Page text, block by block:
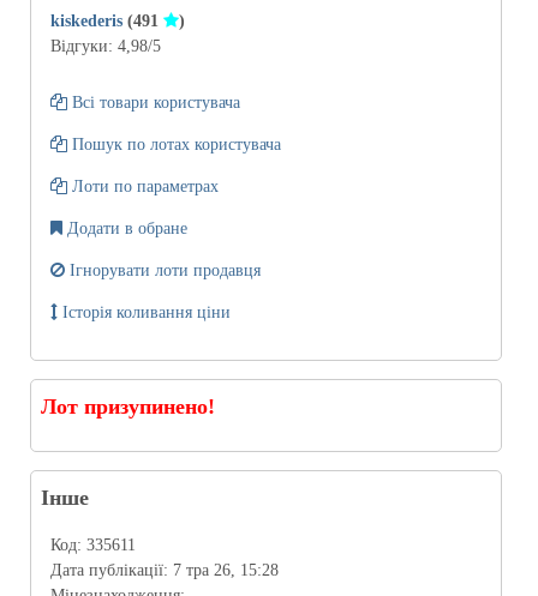
kiskederis (491
)
Відгуки: 4,98/5
Всі товари користувача
Пошук по лотах користувача
Лоти по параметрах
Додати в обране
Ігнорувати лоти продавця
Історія коливання ціни
Лот призупинено!
Інше
Код: 335611
Дата публікації: 7 тра 26, 15:28